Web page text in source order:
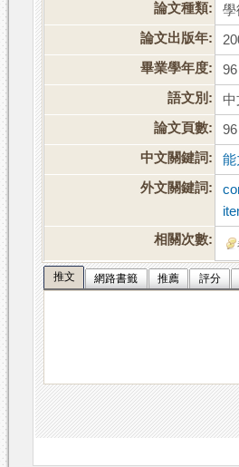
論文種類:
學
論文出版年:
畢業學年度:
96
語文別:
中
論文頁數:
96
中文關鍵詞:
能
外文關鍵詞:
相關次數:
推文 網路書籤 推薦 評分